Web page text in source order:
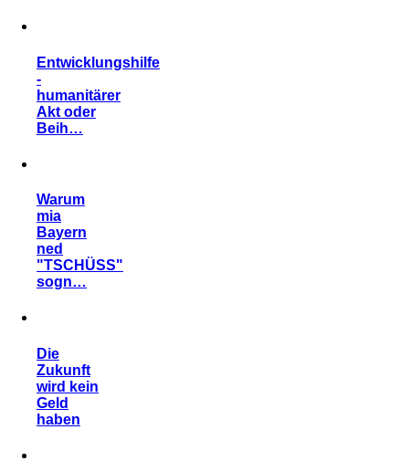
Entwicklungshilfe
-
humanitärer
Akt oder
Beih…
Warum
mia
Bayern
ned
"TSCHÜSS"
sogn…
Die
Zukunft
wird kein
Geld
haben